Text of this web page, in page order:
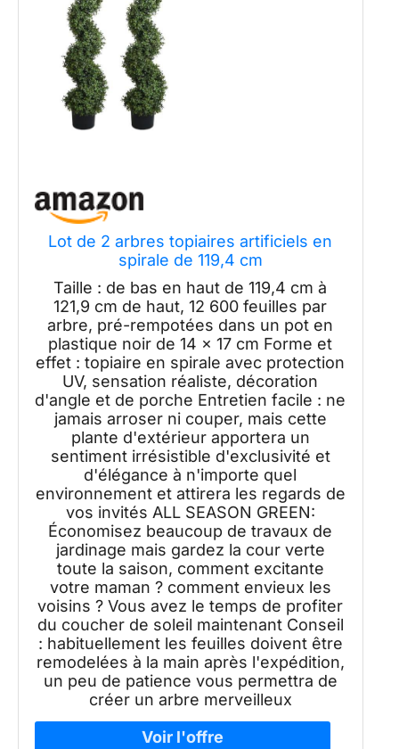
Lot de 2 arbres topiaires artificiels en
spirale de 119,4 cm
Taille : de bas en haut de 119,4 cm à
121,9 cm de haut, 12 600 feuilles par
arbre, pré-rempotées dans un pot en
plastique noir de 14 x 17 cm Forme et
effet : topiaire en spirale avec protection
UV, sensation réaliste, décoration
d'angle et de porche Entretien facile : ne
jamais arroser ni couper, mais cette
plante d'extérieur apportera un
sentiment irrésistible d'exclusivité et
d'élégance à n'importe quel
environnement et attirera les regards de
vos invités ALL SEASON GREEN:
Économisez beaucoup de travaux de
jardinage mais gardez la cour verte
toute la saison, comment excitante
votre maman ? comment envieux les
voisins ? Vous avez le temps de profiter
du coucher de soleil maintenant Conseil
: habituellement les feuilles doivent être
remodelées à la main après l'expédition,
un peu de patience vous permettra de
créer un arbre merveilleux